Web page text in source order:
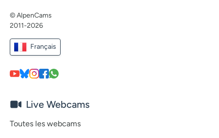
© AlpenCams
2011-2026
Français
Live Webcams
Toutes les webcams